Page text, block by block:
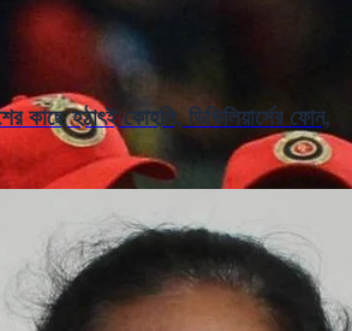
কাছে হঠাৎই কোহলি, ডিভিলিয়ার্সের ফোন,